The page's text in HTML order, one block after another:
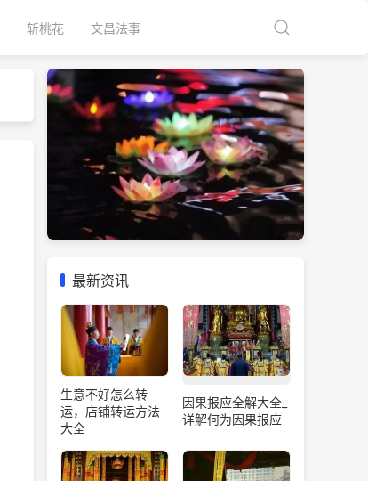
斩桃花 文昌法事
最新资讯
生意不好怎么转
运，店铺转运方法
大全
因果报应全解大全_
详解何为因果报应